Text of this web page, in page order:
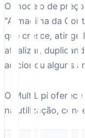
O modelo de
"Armadilha da
que cresce, atinge
atualizar,
adicionou alguns
O MultiLipi oferece
na utilização,